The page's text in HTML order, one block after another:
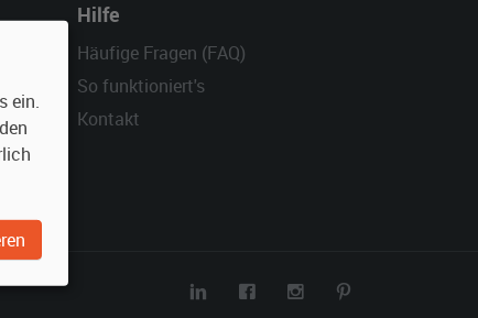
Hilfe
Häufige Fragen (FAQ)
So funktioniert's
Kontakt
ein.